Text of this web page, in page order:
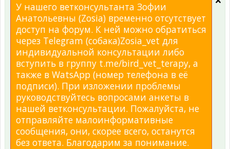
У нашего ветконсультанта Зофии
Анатольевны (Zosia) временно отсутствует
доступ на форум. К ней можно обратиться
через Telegram (собака)Zosia_vet для
индивидуальной консультации либо
вступить в группу t.me/bird_vet_terapy, а
также в WatsApp (номер телефона в её
подписи). При изложении проблемы
руководствуйтесь вопросами анкеты в
нашей ветконсультации. Пожалуйста, не
отправляйте малоинформативные
сообщения, они, скорее всего, останутся
без ответа. Благодарим за понимание.